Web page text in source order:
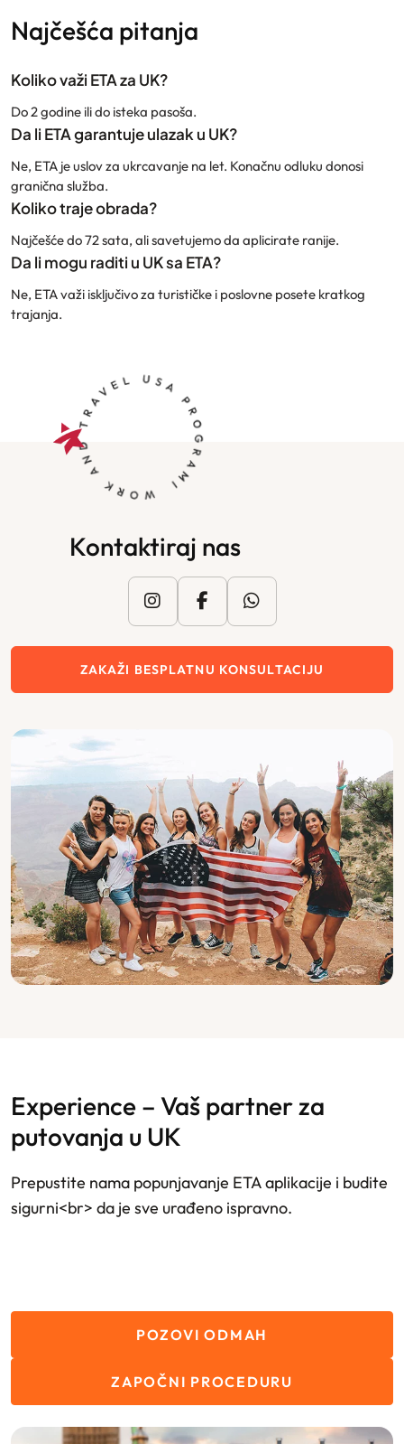
Najčešća pitanja
Koliko važi ETA za UK?
Do 2 godine ili do isteka pasoša.
Da li ETA garantuje ulazak u UK?
Ne, ETA je uslov za ukrcavanje na let. Konačnu odluku donosi
granična služba.
Koliko traje obrada?
Najčešće do 72 sata, ali savetujemo da aplicirate ranije.
Da li mogu raditi u UK sa ETA?
Ne, ETA važi isključivo za turističke i poslovne posete kratkog
trajanja.
Kontaktiraj nas
ZAKAŽI BESPLATNU KONSULTACIJU
Experience – Vaš partner za
putovanja u UK
Prepustite nama popunjavanje ETA aplikacije i budite
sigurni<br> da je sve urađeno ispravno.
POZOVI ODMAH
ZAPOČNI PROCEDURU